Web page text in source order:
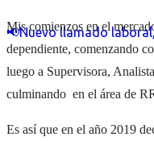
📢Nuevo llamado
Mis comienzos en el
dependiente, comenzando
luego a Supervisora,
culminando en el área de
Es así que en el año 2019